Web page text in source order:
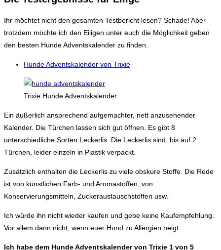
Ihr möchtet nicht den gesamten Testbericht lesen? Schade! Aber
trotzdem möchte ich den Eiligen unter euch die Möglichkeit geben
den besten Hunde Adventskalender zu finden.
Hunde Adventskalender von Trixie
Trixie Hunde Adventskalender
Ein äußerlich ansprechend aufgemachter, nett anzusehender
Kalender. Die Türchen lassen sich gut öffnen. Es gibt 8
unterschiedliche Sorten Leckerlis. Die Leckerlis sind, bis auf 2
Türchen, leider einzeln in Plastik verpackt.
Zusätzlich enthalten die Leckerlis zu viele obskure Stoffe. Die Rede
ist von künstlichen Farb- und Aromastoffen, von
Konservierungsmitteln, Zuckeraustauschstoffen usw.
Ich würde ihn nicht wieder kaufen und gebe keine Kaufempfehlung.
Vor allem dann nicht, wenn euer Hund zu Allergien neigt.
Ich habe dem Hunde Adventskalender von Trixie 1 von 5